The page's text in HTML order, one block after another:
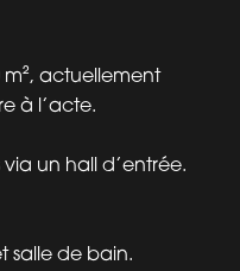
actuellement
à l’acte.
un hall d’entrée.
salle de bain.